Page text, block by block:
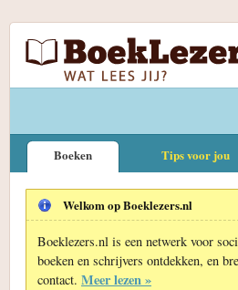
Boeken Tips voor jou
Welkom op Boeklezers.nl
Boeklezers.nl is een netwerk voor
boeken en schrijvers ontdekken, en
contact. Meer lezen »